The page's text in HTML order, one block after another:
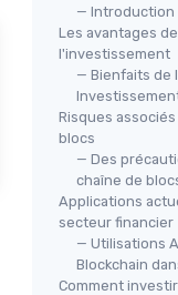
— Introduction
Les avantages
l'investissement
— Bienfaits de
Risques
blocs
— Des
chaîne de
Applications
secteur financier
— Utilisations
Blockchain
Comment